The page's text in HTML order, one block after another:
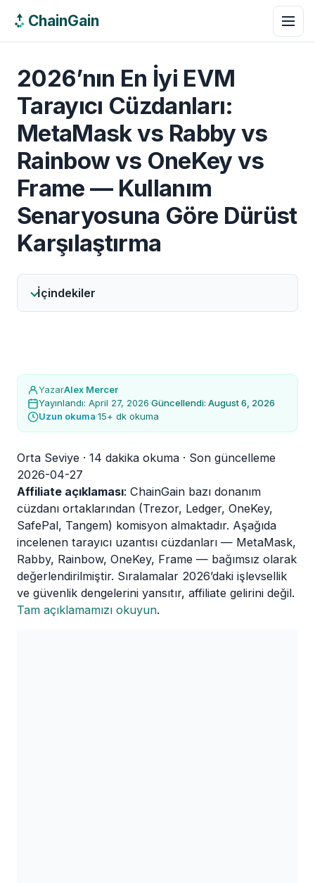
ChainGain
2026’nın En İyi EVM
Tarayıcı Cüzdanları:
MetaMask vs Rabby vs
Rainbow vs OneKey vs
Frame — Kullanım
Senaryosuna Göre Dürüst
Karşılaştırma
İçindekiler
YazarAlex Mercer
Yayınlandı: April 27, 2026·Güncellendi: August 6, 2026
Uzun okuma·15+ dk okuma
Orta Seviye · 14 dakika okuma · Son güncelleme
2026-04-27
Affiliate açıklaması: ChainGain bazı donanım
cüzdanı ortaklarından (Trezor, Ledger, OneKey,
SafePal, Tangem) komisyon almaktadır. Aşağıda
incelenen tarayıcı uzantısı cüzdanları — MetaMask,
Rabby, Rainbow, OneKey, Frame — bağımsız olarak
değerlendirilmiştir. Sıralamalar 2026’daki işlevsellik
ve güvenlik dengelerini yansıtır, affiliate gelirini değil.
Tam açıklamamızı okuyun.